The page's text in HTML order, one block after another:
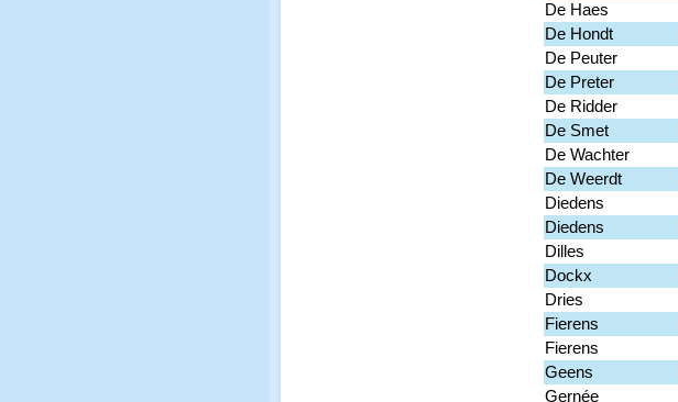
De Haes
De Hondt
De Peuter
De Preter
De Ridder
De Smet
De Wachter
De Weerdt
Diedens
Diedens
Dilles
Dockx
Dries
Fierens
Fierens
Geens
Gernée